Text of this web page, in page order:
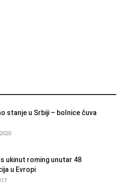
stanje u Srbiji – bolnice čuva
ukinut roming unutar 48
u Evropi